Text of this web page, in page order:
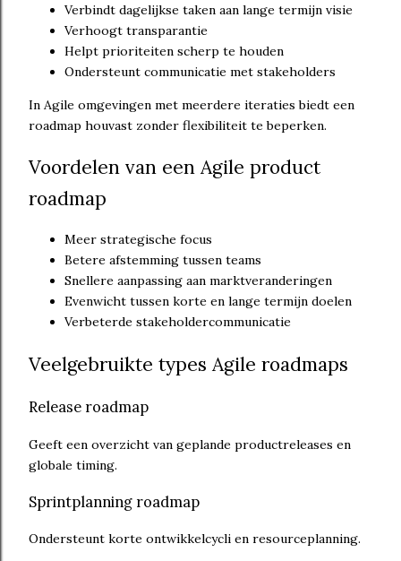
Verbindt dagelijkse taken aan lange termijn visie
Verhoogt transparantie
Helpt prioriteiten scherp te houden
Ondersteunt communicatie met stakeholders
In Agile omgevingen met meerdere iteraties biedt een
roadmap houvast zonder flexibiliteit te beperken.
Voordelen van een Agile product
roadmap
Meer strategische focus
Betere afstemming tussen teams
Snellere aanpassing aan marktveranderingen
Evenwicht tussen korte en lange termijn doelen
Verbeterde stakeholdercommunicatie
Veelgebruikte types Agile roadmaps
Release roadmap
Geeft een overzicht van geplande productreleases en
globale timing.
Sprintplanning roadmap
Ondersteunt korte ontwikkelcycli en resourceplanning.